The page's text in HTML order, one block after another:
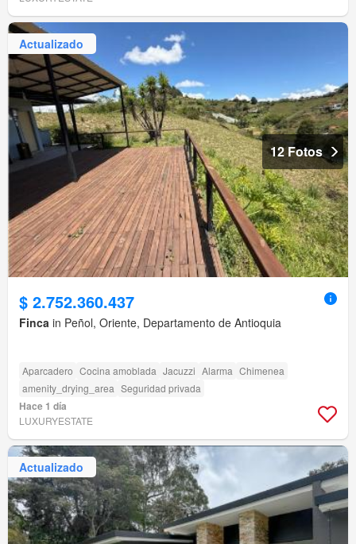
Actualizado
12 Fotos
$ 2.752.360.437
Finca in Peñol, Oriente, Departamento de Antioquia
Aparcadero Cocina amoblada Jacuzzi Alarma Chimenea
amenity_drying_area Seguridad privada
Hace 1 día
LUXURYESTATE
Actualizado